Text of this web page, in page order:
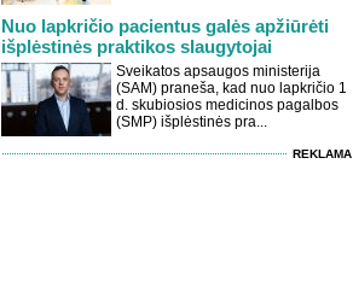
Nuo lapkričio pacientus galės apžiūrėti
išplėstinės praktikos slaugytojai
Sveikatos apsaugos ministerija
(SAM) praneša, kad nuo lapkričio 1
d. skubiosios medicinos pagalbos
(SMP) išplėstinės pra...
REKLAMA